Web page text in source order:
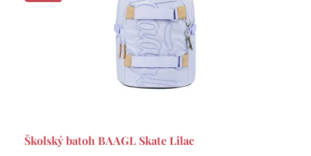
Školský batoh BAAGL Skate Lilac